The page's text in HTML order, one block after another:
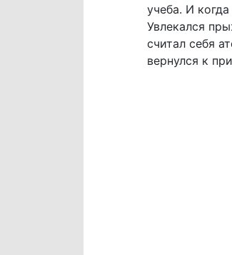
учеба. И
Увлекался
считал себя
вернулся к